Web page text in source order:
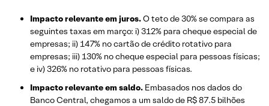
Impacto relevante em juros.O teto de 30% se compara as
seguintes taxas em março: i) 312% para cheque especial de
empresas; ii) 147% no cartão de crédito rotativo para
empresas; iii) 130% no cheque especial para pessoas físicas;
e iv) 326% no rotativo para pessoas físicas.
Impacto relevante em saldo. Embasados nos dados do
Banco Central, chegamos a um saldo de R$ 87.5 bilhões